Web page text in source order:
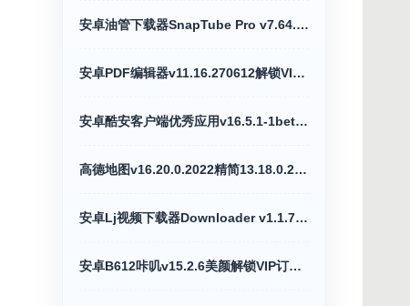
安卓油管下载器SnapTube Pro v7.64.1解锁VIP版
安卓PDF编辑器v11.16.270612解锁VIP高级版
安卓酷安客户端优秀应用v16.5.1-1beta去广告版
高德地图v16.20.0.2022精简13.18.0.2039正式版
安卓Lj视频下载器Downloader v1.1.76高级版
安卓B612咔叽v15.2.6美颜解锁VIP订阅破解版